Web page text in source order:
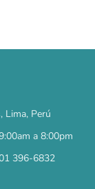
✕
Lima, Perú
a 8:00pm
396-6832